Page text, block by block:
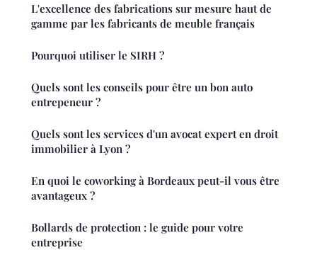
L'excellence des fabrications sur mesure haut de
gamme par les fabricants de meuble français
Pourquoi utiliser le SIRH ?
Quels sont les conseils pour être un bon auto
entrepeneur ?
Quels sont les services d'un avocat expert en droit
immobilier à Lyon ?
En quoi le coworking à Bordeaux peut-il vous être
avantageux ?
Bollards de protection : le guide pour votre
entreprise